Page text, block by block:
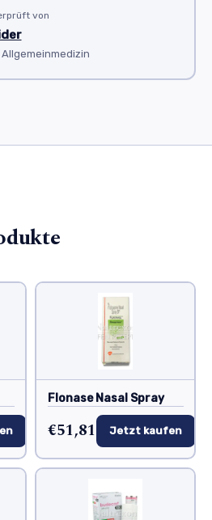
von
Flonase Nasal Spray
€51,81 Jetzt kaufen